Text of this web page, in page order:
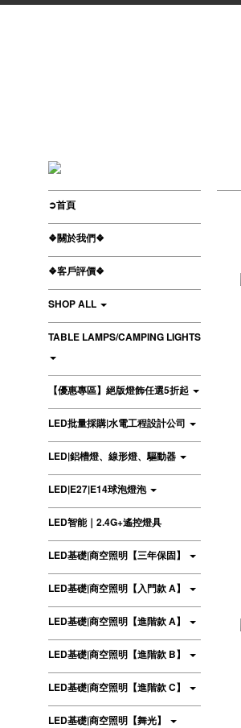
➲首頁
❖關於我們❖
❖客戶評價❖
SHOP ALL
TABLE LAMPS/CAMPING LIGHTS
【優惠專區】絕版燈飾任選5折起
LED批量採購|水電工程設計公司
LED|鋁槽燈、線形燈、驅動器
LED|E27|E14球泡燈泡
LED智能｜2.4G+遙控燈具
LED基礎|商空照明【三年保固】
LED基礎|商空照明【入門款 A】
LED基礎|商空照明【進階款 A】
LED基礎|商空照明【進階款 B】
LED基礎|商空照明【進階款 C】
LED基礎|商空照明【舞光】